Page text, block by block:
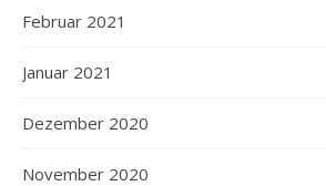
Februar 2021
Januar 2021
Dezember 2020
November 2020